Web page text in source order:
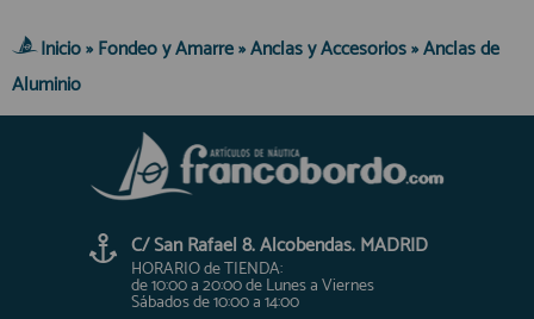
Sábados de 10:00 a 14:00
info@francobordo.com
Inicio»Fondeo y Amarre»Anclas y Accesorios»Anclas de
Aluminio
C/ San Rafael 8. Alcobendas. MADRID
HORARIO de TIENDA:
de 10:00 a 20:00 de Lunes a Viernes
Sábados de 10:00 a 14:00